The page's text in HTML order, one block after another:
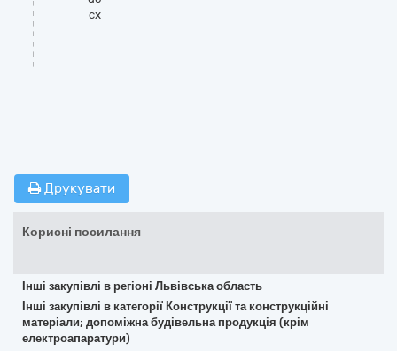
cx
Друкувати
Корисні посилання
Інші закупівлі в регіоні Львівська область
Інші закупівлі в категорії Конструкції та конструкційні
матеріали; допоміжна будівельна продукція (крім
електроапаратури)